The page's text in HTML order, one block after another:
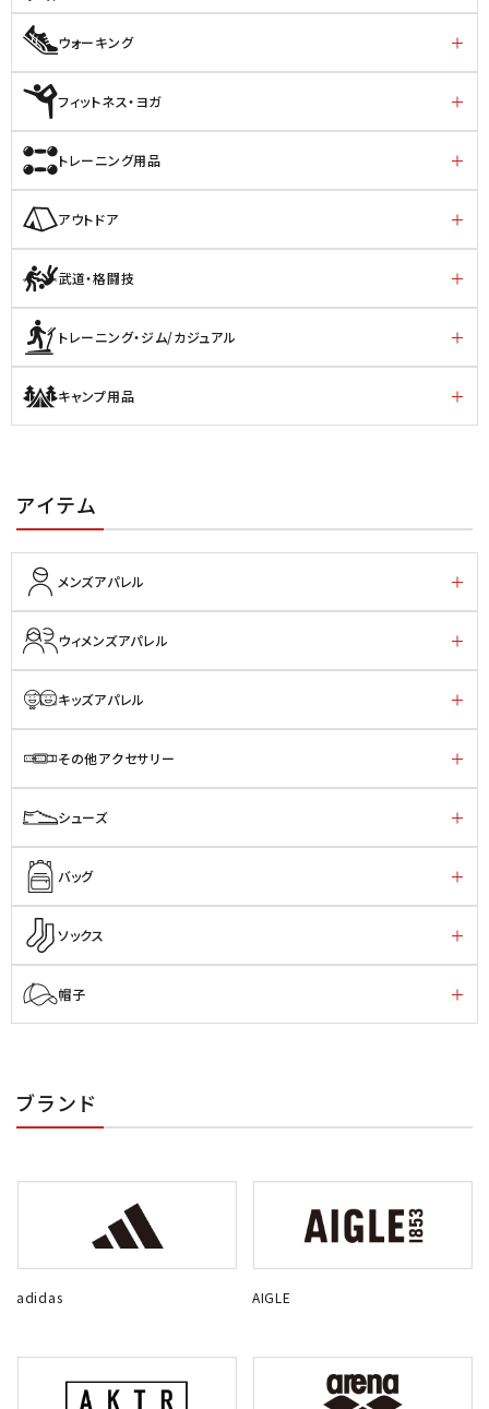
ウォーキング
フィットネス・ヨガ
トレーニング用品
アウトドア
武道・格闘技
トレーニング・ジム/カジュアル
キャンプ用品
アイテム
メンズアパレル
ウィメンズアパレル
キッズアパレル
その他アクセサリー
シューズ
バッグ
ソックス
帽子
ブランド
adidas AIGLE